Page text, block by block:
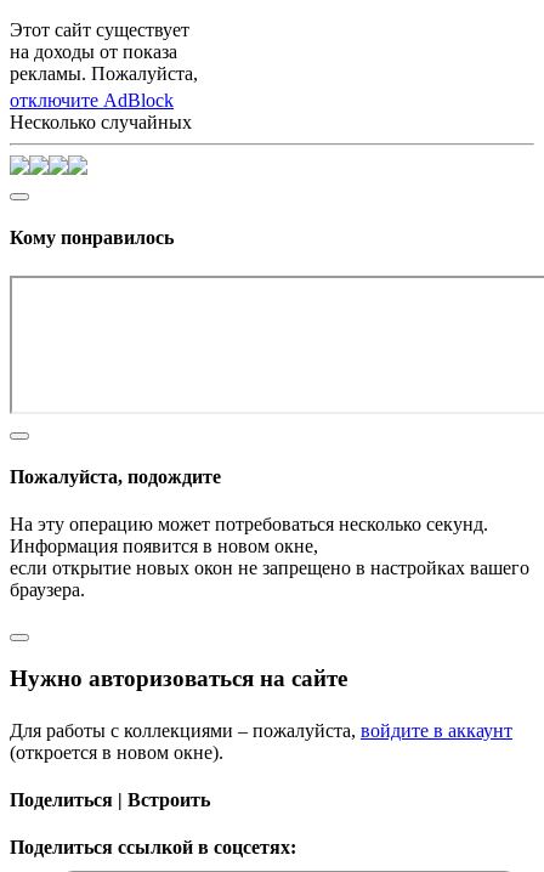
Этот сайт существует
на доходы от показа
рекламы. Пожалуйста,
отключите AdBlock
Несколько случайных
Кому понравилось
Пожалуйста, подождите
На эту операцию может потребоваться несколько секунд.
Информация появится в новом окне,
если открытие новых окон не запрещено в настройках вашего
браузера.
Нужно авторизоваться на сайте
Для работы с коллекциями – пожалуйста, войдите в аккаунт
(откроется в новом окне).
Поделиться | Встроить
Поделиться ссылкой в соцсетях: